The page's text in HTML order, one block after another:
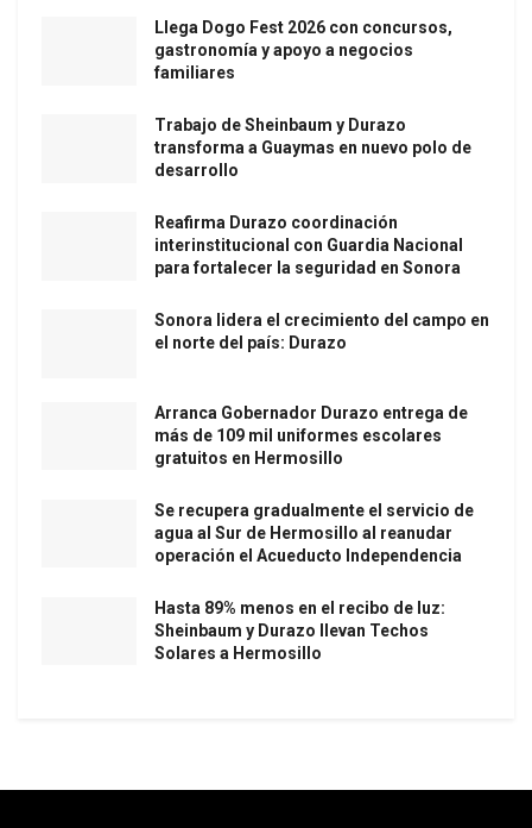
Llega Dogo Fest 2026 con concursos,
gastronomía y apoyo a negocios
familiares
Trabajo de Sheinbaum y Durazo
transforma a Guaymas en nuevo polo de
desarrollo
Reafirma Durazo coordinación
interinstitucional con Guardia Nacional
para fortalecer la seguridad en Sonora
Sonora lidera el crecimiento del campo en
el norte del país: Durazo
Arranca Gobernador Durazo entrega de
más de 109 mil uniformes escolares
gratuitos en Hermosillo
Se recupera gradualmente el servicio de
agua al Sur de Hermosillo al reanudar
operación el Acueducto Independencia
Hasta 89% menos en el recibo de luz:
Sheinbaum y Durazo llevan Techos
Solares a Hermosillo